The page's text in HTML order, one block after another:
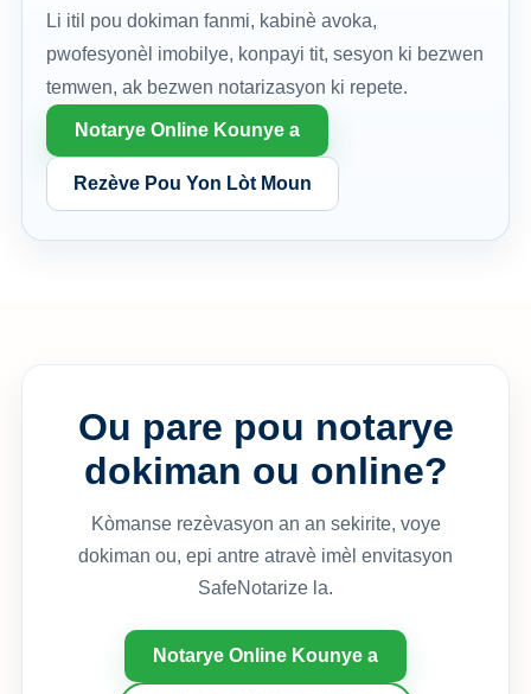
Li itil pou dokiman fanmi, kabinè avoka,
pwofesyonèl imobilye, konpayi tit, sesyon ki bezwen
temwen, ak bezwen notarizasyon ki repete.
Notarye Online Kounye a
Rezève Pou Yon Lòt Moun
Ou pare pou notarye
dokiman ou online?
Kòmanse rezèvasyon an an sekirite, voye
dokiman ou, epi antre atravè imèl envitasyon
SafeNotarize la.
Notarye Online Kounye a